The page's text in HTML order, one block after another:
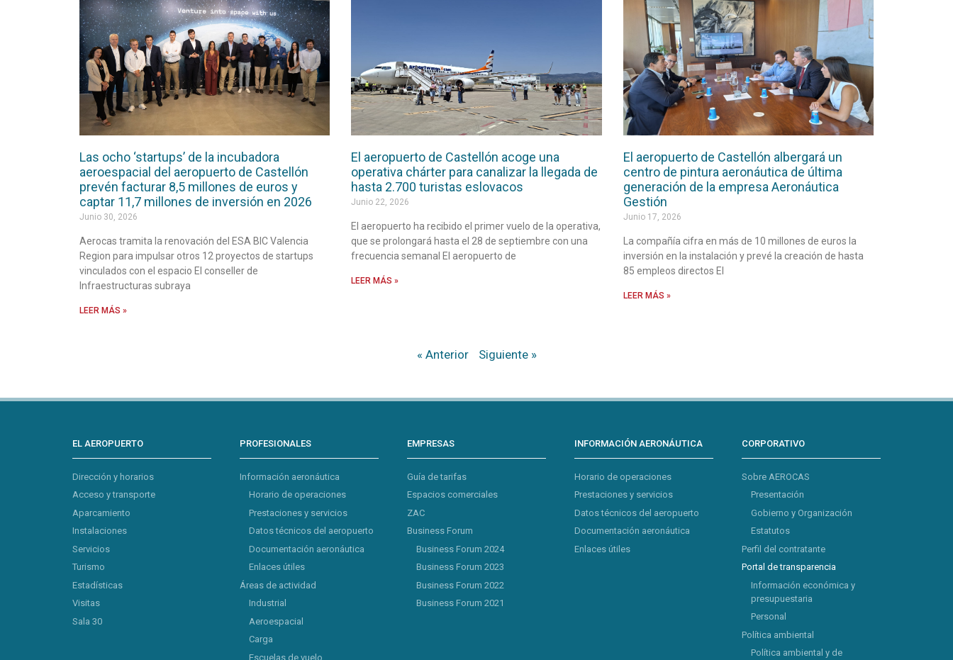
Las ocho ‘startups’ de la incubadora
aeroespacial del aeropuerto de Castellón
prevén facturar 8,5 millones de euros y
captar 11,7 millones de inversión en 2026
Junio 30, 2026
Aerocas tramita la renovación del ESA BIC Valencia
Region para impulsar otros 12 proyectos de startups
vinculados con el espacio El conseller de
Infraestructuras subraya
LEER MÁS »
El aeropuerto de Castellón acoge una
operativa chárter para canalizar la llegada de
hasta 2.700 turistas eslovacos
Junio 22, 2026
El aeropuerto ha recibido el primer vuelo de la operativa,
que se prolongará hasta el 28 de septiembre con una
frecuencia semanal El aeropuerto de
LEER MÁS »
El aeropuerto de Castellón albergará un
centro de pintura aeronáutica de última
generación de la empresa Aeronáutica
Gestión
Junio 17, 2026
La compañía cifra en más de 10 millones de euros la
inversión en la instalación y prevé la creación de hasta
85 empleos directos El
LEER MÁS »
« Anterior Siguiente »
EL AEROPUERTO
Dirección y horarios
Acceso y transporte
Aparcamiento
Instalaciones
Servicios
Turismo
Estadísticas
Visitas
Sala 30
PROFESIONALES
Información aeronáutica
Horario de operaciones
Prestaciones y servicios
Datos técnicos del aeropuerto
Documentación aeronáutica
Enlaces útiles
Áreas de actividad
Industrial
Aeroespacial
Carga
Escuelas de vuelo
EMPRESAS
Guía de tarifas
Espacios comerciales
ZAC
Business Forum
Business Forum 2024
Business Forum 2023
Business Forum 2022
Business Forum 2021
INFORMACIÓN AERONÁUTICA
Horario de operaciones
Prestaciones y servicios
Datos técnicos del aeropuerto
Documentación aeronáutica
Enlaces útiles
CORPORATIVO
Sobre AEROCAS
Presentación
Gobierno y Organización
Estatutos
Perfil del contratante
Portal de transparencia
Información económica y
presupuestaria
Personal
Política ambiental
Política ambiental y de